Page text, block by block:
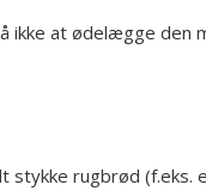
ikke at ødelægge den
rugbrød (f.eks.